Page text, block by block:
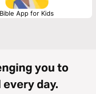
Bible App for Kids
you to
day.